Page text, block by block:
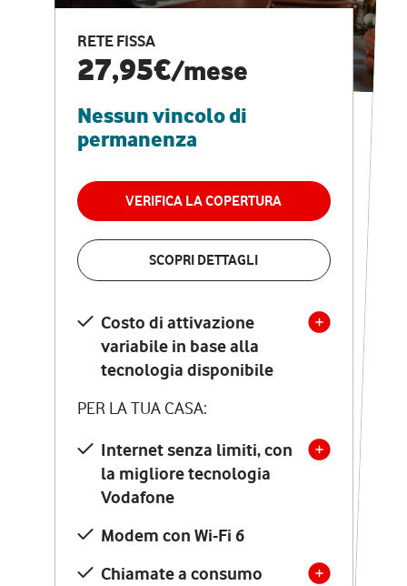
RETE FISSA
27,95€/mese
Nessun vincolo di
permanenza
VERIFICA LA COPERTURA
SCOPRI DETTAGLI
Costo di attivazione
variabile in base alla
tecnologia disponibile
PER LA TUA CASA:
Internet senza limiti, con
la migliore tecnologia
Vodafone
Modem con Wi-Fi 6
Chiamate a consumo
CASA PRO
Internet veloce e
vantaggi speciali
RETE FISSA + VODAFONE CLUB
29,95€
permanenza
VERIFICA LA COPERTURA
Costo di attivazione
variabile in base alla
tecnologia disponibile
PER LA TUA CASA:
Internet senza limiti, con
la migliore tecnologia
Vodafone
Modem Seven con Wi-Fi 7
Chiamate illimitate verso
numeri fissi e mobili
nazionali